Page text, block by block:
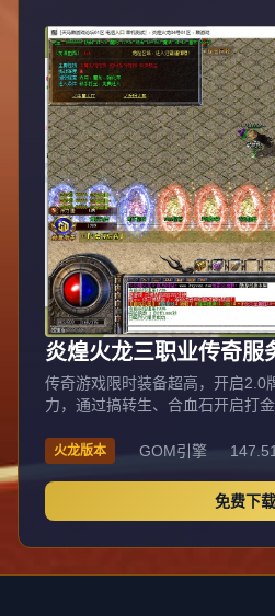
回馈+额外一次超能力次数，进
档进所有爆率/高爆地图，镇魔大
力次数（比1000档多1次，比500
经验卷称霸全区。4000元主宰全
馈+额外一次超能力次数，所有
权。本服消费透明无比例，所有
别，装备内观部分不显示介意勿
炎煌火龙三职业传奇服
传奇游戏限时装备超高，开启2.0
力，通过搞转生、合血石开启打
BOSS众多；锦绣中华岛56-59级
爆怪，保底冰龙，爆率凶残；南
增终极精灵地图（需精灵+1级时
+满魂骨），爆率超高。爬塔8W
终极剑甲。前期装备回收20倍经
火龙版本 GOM引擎
免费下载